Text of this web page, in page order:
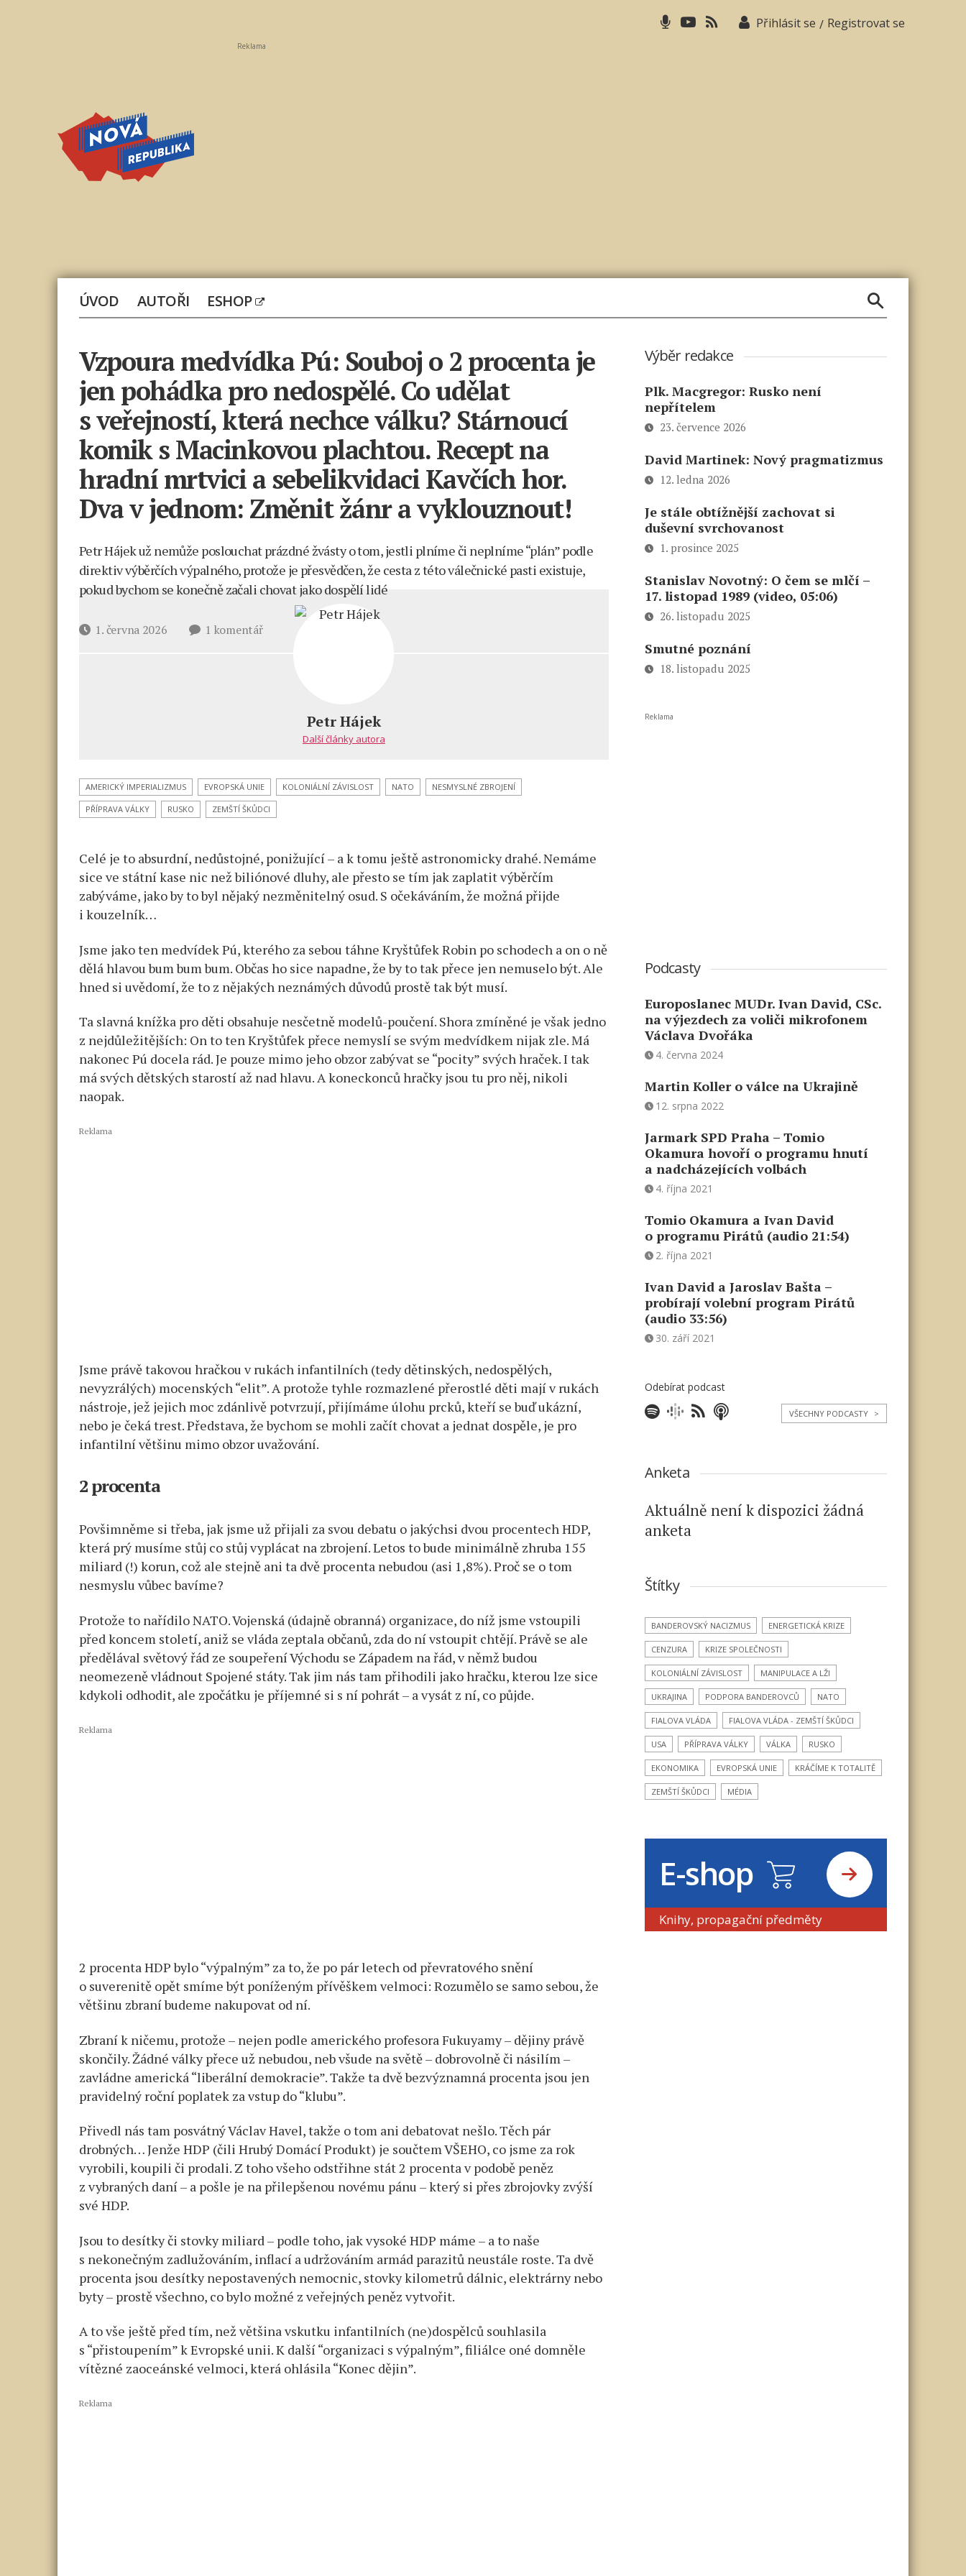
Přihlásit se / Registrovat se
Reklama
ÚVOD AUTOŘI ESHOP
Vzpoura medvídka Pú: Souboj o 2 procenta je
jen pohádka pro nedospělé. Co udělat
s veřejností, která nechce válku? Stárnoucí
komik s Macinkovou plachtou. Recept na
hradní mrtvici a sebelikvidaci Kavčích hor.
Dva v jednom: Změnit žánr a vyklouznout!
Petr Hájek už nemůže poslouchat prázdné žvásty o tom, jestli plníme či neplníme “plán” podle
direktiv výběrčích výpalného, protože je přesvědčen, že cesta z této válečnické pasti existuje,
pokud bychom se konečně začali chovat jako dospělí lidé
Datum1. června 2026 1 komentářu
medvídka
procenta
je
jen
pro
nedospělé.
udělat
nechce
válku?
Stárnoucí
s Macinkovou
plachtou.
Recept
na
Petr Hájek
Další články autora
AMERICKÝ IMPERIALIZMUS EVROPSKÁ UNIE KOLONIÁLNÍ ZÁVISLOST NATO NESMYSLNÉ ZBROJENÍ
PŘÍPRAVA VÁLKY RUSKO ZEMŠTÍ ŠKŮDCI
Celé je to absurdní, nedůstojné, ponižující – a k tomu ještě astronomicky drahé. Nemáme
sice ve státní kase nic než biliónové dluhy, ale přesto se tím jak zaplatit výběrčím
zabýváme, jako by to byl nějaký nezměnitelný osud. S očekáváním, že možná přijde
i kouzelník…
Jsme jako ten medvídek Pú, kterého za sebou táhne Kryštůfek Robin po schodech a on o ně
dělá hlavou bum bum bum. Občas ho sice napadne, že by to tak přece jen nemuselo být. Ale
hned si uvědomí, že to z nějakých neznámých důvodů prostě tak být musí.
Ta slavná knížka pro děti obsahuje nesčetně modelů-poučení. Shora zmíněné je však jedno
z nejdůležitějších: On to ten Kryštůfek přece nemyslí se svým medvídkem nijak zle. Má
nakonec Pú docela rád. Je pouze mimo jeho obzor zabývat se “pocity” svých hraček. I tak
má svých dětských starostí až nad hlavu. A koneckonců hračky jsou tu pro něj, nikoli
naopak.
Reklama
Jsme právě takovou hračkou v rukách infantilních (tedy dětinských, nedospělých,
nevyzrálých) mocenských “elit”. A protože tyhle rozmazlené přerostlé děti mají v rukách
nástroje, jež jejich moc zdánlivě potvrzují, přijímáme úlohu prcků, kteří se buď ukázní,
nebo je čeká trest. Představa, že bychom se mohli začít chovat a jednat dospěle, je pro
infantilní většinu mimo obzor uvažování.
2 procenta
Povšimněme si třeba, jak jsme už přijali za svou debatu o jakýchsi dvou procentech HDP,
která prý musíme stůj co stůj vyplácat na zbrojení. Letos to bude minimálně zhruba 155
miliard (!) korun, což ale stejně ani ta dvě procenta nebudou (asi 1,8%). Proč se o tom
nesmyslu vůbec bavíme?
Protože to nařídilo NATO. Vojenská (údajně obranná) organizace, do níž jsme vstoupili
před koncem století, aniž se vláda zeptala občanů, zda do ní vstoupit chtějí. Právě se ale
předělával světový řád ze soupeření Východu se Západem na řád, v němž budou
neomezeně vládnout Spojené státy. Tak jim nás tam přihodili jako hračku, kterou lze sice
kdykoli odhodit, ale zpočátku je příjemné si s ní pohrát – a vysát z ní, co půjde.
Reklama
2 procenta HDP bylo “výpalným” za to, že po pár letech od převratového snění
o suverenitě opět smíme být poníženým přívěškem velmoci: Rozumělo se samo sebou, že
většinu zbraní budeme nakupovat od ní.
Zbraní k ničemu, protože – nejen podle amerického profesora Fukuyamy – dějiny právě
skončily. Žádné války přece už nebudou, neb všude na světě – dobrovolně či násilím –
zavládne americká “liberální demokracie”. Takže ta dvě bezvýznamná procenta jsou jen
pravidelný roční poplatek za vstup do “klubu”.
Přivedl nás tam posvátný Václav Havel, takže o tom ani debatovat nešlo. Těch pár
drobných… Jenže HDP (čili Hrubý Domácí Produkt) je součtem VŠEHO, co jsme za rok
vyrobili, koupili či prodali. Z toho všeho odstřihne stát 2 procenta v podobě peněz
z vybraných daní – a pošle je na přilepšenou novému pánu – který si přes zbrojovky zvýší
své HDP.
Jsou to desítky či stovky miliard – podle toho, jak vysoké HDP máme – a to naše
s nekonečným zadlužováním, inflací a udržováním armád parazitů neustále roste. Ta dvě
procenta jsou desítky nepostavených nemocnic, stovky kilometrů dálnic, elektrárny nebo
byty – prostě všechno, co bylo možné z veřejných peněz vytvořit.
A to vše ještě před tím, než většina vskutku infantilních (ne)dospělců souhlasila
s “přistoupením” k Evropské unii. K další “organizaci s výpalným”, filiálce oné domněle
vítězné zaoceánské velmoci, která ohlásila “Konec dějin”.
Reklama
Výběr redakce
Plk. Macgregor: Rusko není
nepřítelem
23. července 2026
David Martinek: Nový pragmatizmus
12. ledna 2026
Je stále obtížnější zachovat si
duševní svrchovanost
1. prosince 2025
Stanislav Novotný: O čem se mlčí –
17. listopad 1989 (video, 05:06)
26. listopadu 2025
Smutné poznání
18. listopadu 2025
Reklama
Podcasty
Europoslanec MUDr. Ivan David, CSc.
na výjezdech za voliči mikrofonem
Václava Dvořáka
4. června 2024
Martin Koller o válce na Ukrajině
12. srpna 2022
Jarmark SPD Praha – Tomio
Okamura hovoří o programu hnutí
a nadcházejících volbách
4. října 2021
Tomio Okamura a Ivan David
o programu Pirátů (audio 21:54)
2. října 2021
Ivan David a Jaroslav Bašta –
probírají volební program Pirátů
(audio 33:56)
30. září 2021
Odebírat podcast
VŠECHNY PODCASTY >
Anketa
Aktuálně není k dispozici žádná
anketa
Štítky
BANDEROVSKÝ NACIZMUS ENERGETICKÁ KRIZE
CENZURA KRIZE SPOLEČNOSTI
KOLONIÁLNÍ ZÁVISLOST MANIPULACE A LŽI
UKRAJINA PODPORA BANDEROVCŮ NATO
FIALOVA VLÁDA FIALOVA VLÁDA - ZEMŠTÍ ŠKŮDCI
USA PŘÍPRAVA VÁLKY VÁLKA RUSKO
EKONOMIKA EVROPSKÁ UNIE KRÁČÍME K TOTALITĚ
ZEMŠTÍ ŠKŮDCI MÉDIA
E-shop
Knihy, propagační předměty